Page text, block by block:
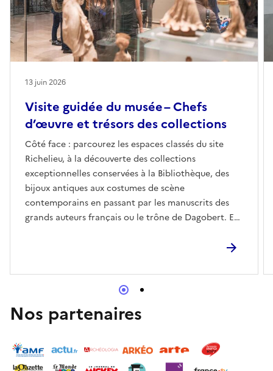
Visite guidée du musée – Chefs
d’œuvre et trésors des collections
Côté face : parcourez les espaces classés du site
Richelieu, à la découverte des collections
exceptionnelles conservées à la Bibliothèque, des
bijoux antiques aux costumes de scène
contemporains en passant par les manuscrits des
grands auteurs français ou le trône de Dagobert. En
13 juin 2026
Nos partenaires